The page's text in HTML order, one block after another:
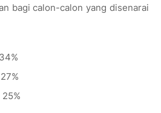
bagi calon-calon yang disenarai